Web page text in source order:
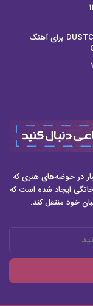
موزیک‌ویدیو جدید DUSTCELL برای آهنگ
در حوضه‌های هنری که
خانگی ایجاد شده است که
خود منتقل کند.